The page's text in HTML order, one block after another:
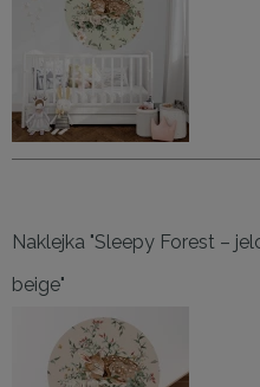
Naklejka "Sleepy Forest –
beige"